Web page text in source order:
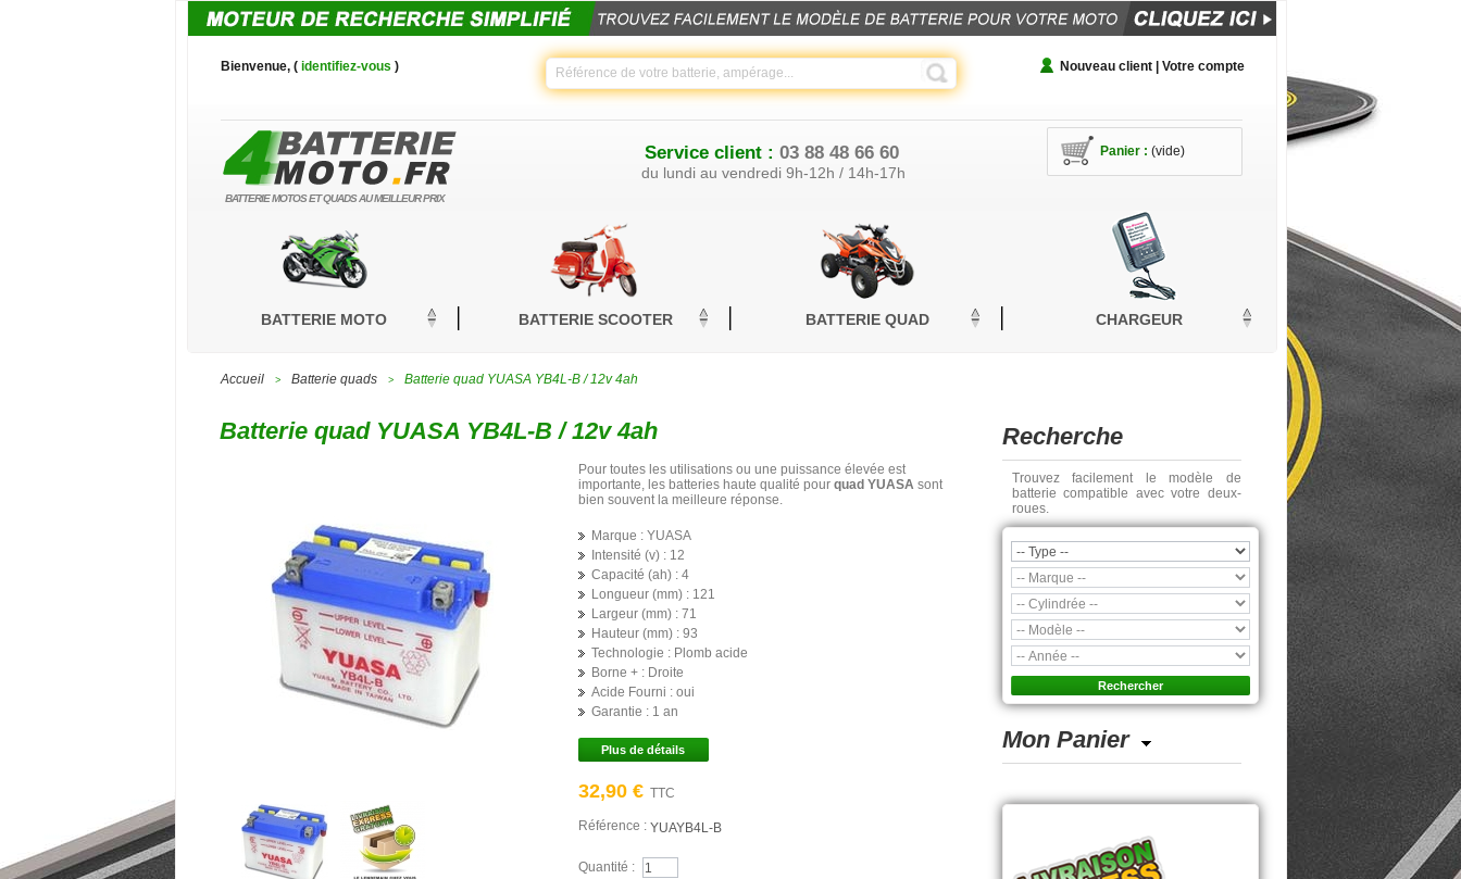
BATTERIE MOTOS ET QUADS AU MEILLEUR PRIX
Service client : 03 88 48 66 60
du lundi au vendredi 9h-12h / 14h-17h
Bienvenue, ( identifiez-vous ) Nouveau client | Votre compte
Panier : (vide)
BATTERIE MOTO BATTERIE SCOOTER BATTERIE QUAD CHARGEUR
Accueil > Batterie quads > Batterie quad YUASA YB4L-B / 12v 4ah
Batterie quad YUASA YB4L-B / 12v 4ah
Pour toutes les utilisations ou une puissance élevée est
importante, les batteries haute qualité pour quad YUASAsont
bien souvent la meilleure réponse.
Marque :YUASA
Intensité (v) :12
Capacité (ah) :4
Longueur (mm) :121
Largeur (mm) :71
Hauteur (mm) :93
Technologie :Plomb acide
Borne + : Droite
Acide Fourni :oui
Garantie :1 an
Plus de détails
32,90 € TTC
Référence : YUAYB4L-B
Quantité :
Recherche
Trouvez facilement le modèle de
batterie compatible avec votre deux-
roues.
Mon Panier